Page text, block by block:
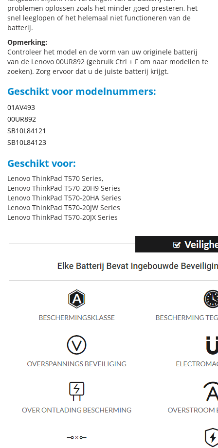
problemen oplossen zoals het minder goed presteren, het
snel leeglopen of het helemaal niet functioneren van de
batterij.
Opmerking:
Controleer het model en de vorm van uw originele batterij
van de Lenovo 00UR892 (gebruik Ctrl + F om naar modellen te
zoeken). Zorg ervoor dat u de juiste batterij krijgt.
Geschikt voor modelnummers:
01AV493
00UR892
SB10L84121
SB10L84123
Geschikt voor:
Lenovo ThinkPad T570 Series,
Lenovo ThinkPad T570-20H9 Series
Lenovo ThinkPad T570-20HA Series
Lenovo ThinkPad T570-20JW Series
Lenovo ThinkPad T570-20JX Series